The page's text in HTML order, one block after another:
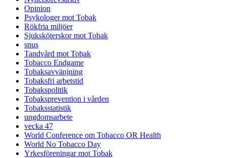
Opinion
Psykologer mot Tobak
Rökfria miljöer
Sjuksköterskor mot Tobak
snus
Tandvård mot Tobak
Tobacco Endgame
Tobaksavvänjning
Tobaksfri arbetstid
Tobakspolitik
Tobaksprevention i vården
Tobaksstatistik
ungdomsarbete
vecka 47
World Conference om Tobacco OR Health
World No Tobacco Day
Yrkesföreningar mot Tobak